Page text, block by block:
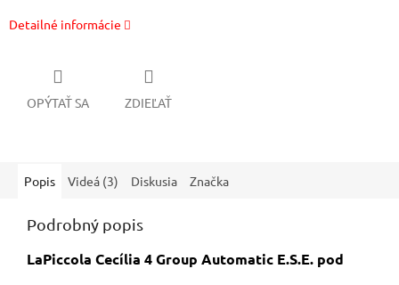
Detailné informácie
OPÝTAŤ SA ZDIEĽAŤ
Popis Videá (3) Diskusia Značka
Podrobný popis
LaPiccola Cecília 4 Group Automatic E.S.E. pod